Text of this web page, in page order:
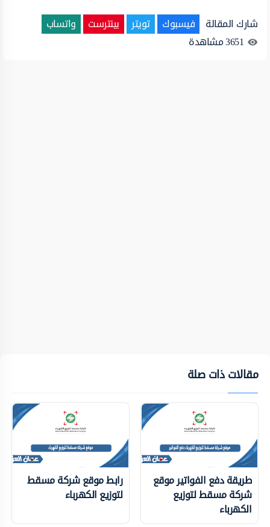
شارك المقالة فيسبوك تويتر بينترست
واتساب
3651مشاهدة
مقالات ذات صلة
طريقة دفع الفواتير موقع
شركة مسقط لتوزيع
الكهرباء
رابط موقع شركة مسقط
لتوزيع الكهرباء